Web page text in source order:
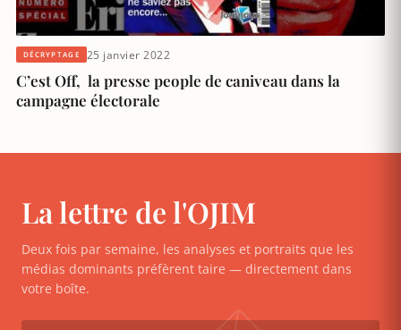
DÉCRYPTAGE 25 janvier 2022
C’est Off, la presse people de caniveau dans la
campagne électorale
La lettre de l'OJIM
Deux fois par semaine, les analyses et portraits que les
médias dominants préfèrent taire — directement dans
votre boîte.